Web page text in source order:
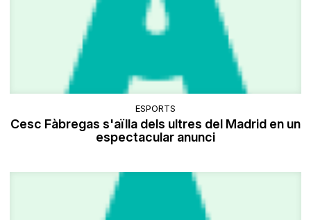
ESPORTS
Cesc Fàbregas s'aïlla dels ultres del Madrid en un
espectacular anunci